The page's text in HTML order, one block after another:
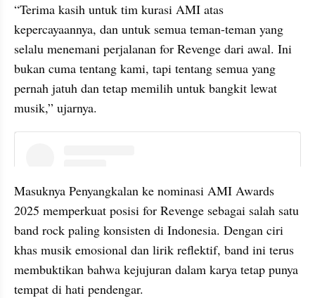
“Terima kasih untuk tim kurasi AMI atas
kepercayaannya, dan untuk semua teman-teman yang
selalu menemani perjalanan for Revenge dari awal. Ini
bukan cuma tentang kami, tapi tentang semua yang
pernah jatuh dan tetap memilih untuk bangkit lewat
musik,” ujarnya.
Masuknya Penyangkalan ke nominasi AMI Awards
2025 memperkuat posisi for Revenge sebagai salah satu
band rock paling konsisten di Indonesia. Dengan ciri
khas musik emosional dan lirik reflektif, band ini terus
membuktikan bahwa kejujuran dalam karya tetap punya
tempat di hati pendengar.